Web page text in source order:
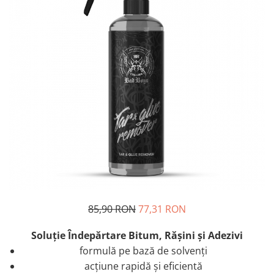
85,90 RON77,31 RON
Soluţie Îndepărtare Bitum, Răşini şi Adezivi
formulă pe bază de solvenți
acțiune rapidă și eficientă